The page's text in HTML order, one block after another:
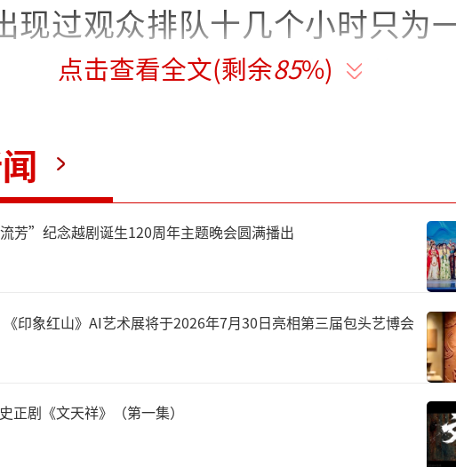
现过观众排队十几个小时只为
。2018年《大英博物馆百物展》
时。除了这些大展、特展之外，
各知名博物馆预约爆满、一票
态。
现象的出现令人有喜有忧。喜
人气爆棚的背后，折射出人民
生活充满了热情。忧的是，一
点击查看全文(剩余85%)
芳”纪念越剧诞生120周年主题晚会圆满播出
印象红山》AI艺术展将于2026年7月30日亮相第三届包头艺博会
正剧《文天祥》（第一集）